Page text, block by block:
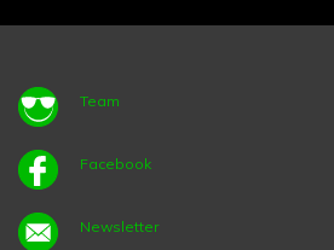
Team
Facebook
Newsletter